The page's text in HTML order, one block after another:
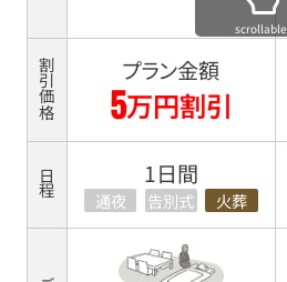
す
す
め
比
表
割引価格 プラン金額
5万円割引
日程 1日間
通夜 告別式 火葬
scrollable